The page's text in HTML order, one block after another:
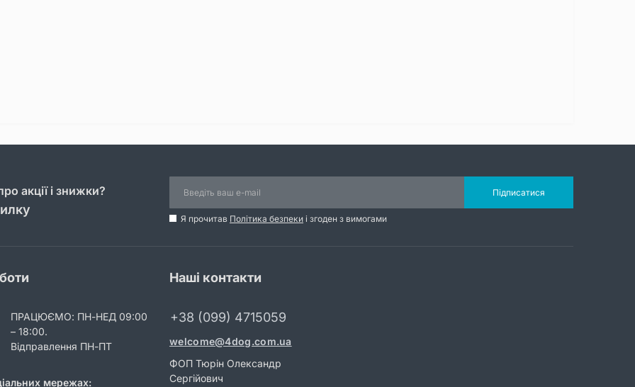
акції і знижки? Підписатися
Я прочитав Політика безпеки і згоден з вимогами
ПРАЦЮЄМО: ПН-НЕД 09:00
– 18:00.
Відправлення ПН-ПТ
мережах:
Наші контакти
+38 (099) 4715059
welcome@4dog.com.ua
ФОП Тюрін Олександр
Сергійович